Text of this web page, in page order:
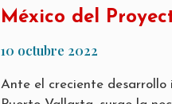
México del
10 octubre 2022
Ante el creciente